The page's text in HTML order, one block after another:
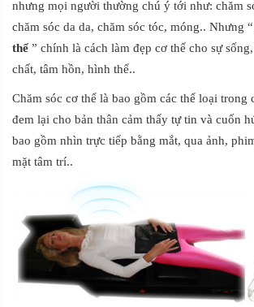
nhưng mọi người thường chú ý tới như: chăm
chăm sóc da da, chăm sóc tóc, móng.. Nhưng “
thể ” chính là cách làm đẹp cơ thể cho sự
chất, tâm hồn, hình thể..
Chăm sóc cơ thể là bao gồm các thể loại trong
đem lại cho bản thân cảm thấy tự tin và cuốn
bao gồm nhìn trực tiếp bằng mắt, qua ảnh,
mặt tâm trí..